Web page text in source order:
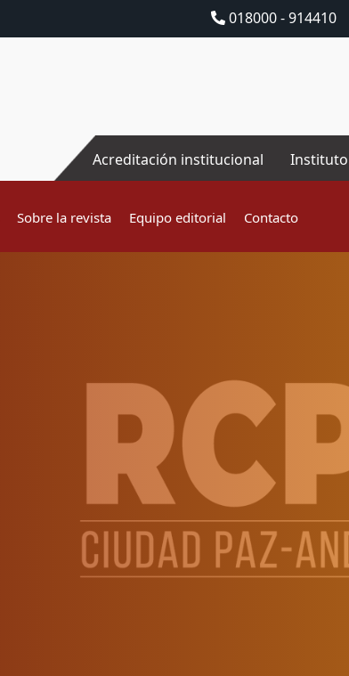
018000 - 914410
Acreditación institucional Instituto
Sobre la revista Equipo editorial Contacto